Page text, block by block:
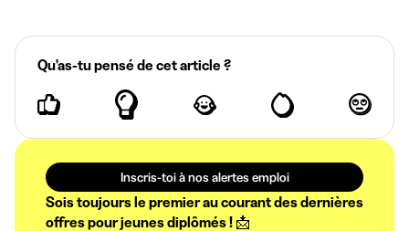
Qu'as-tu pensé de cet article ?
Inscris-toi à nos alertes emploi
Sois toujours le premier au courant des dernières
offres pour jeunes diplômés ! 📩